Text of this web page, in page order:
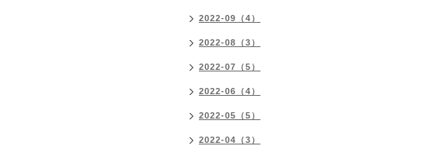
2022-09（4）
2022-08（3）
2022-07（5）
2022-06（4）
2022-05（5）
2022-04（3）